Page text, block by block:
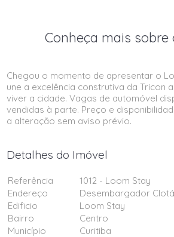
Conheça mais sobre
Chegou o momento de apresentar o
une a excelência construtiva da Tricon
viver a cidade. Vagas de automóvel
vendidas à parte. Preço e
a alteração sem aviso prévio.
Detalhes do Imóvel
Referência
1012 - Loom Stay
Endereço
Desembargador
Edificio
Loom Stay
Bairro
Centro
Município
Curitiba